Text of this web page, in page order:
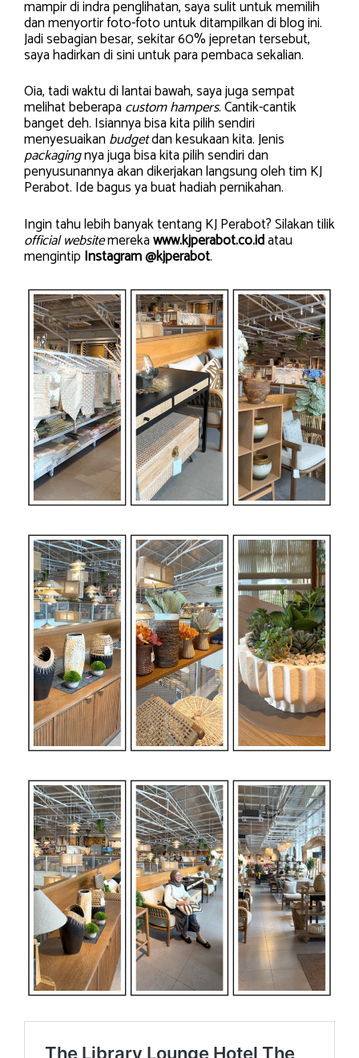
mampir di indra penglihatan, saya sulit untuk memilih
dan menyortir foto-foto untuk ditampilkan di blog ini.
Jadi sebagian besar, sekitar 60% jepretan tersebut,
saya hadirkan di sini untuk para pembaca sekalian.
Oia, tadi waktu di lantai bawah, saya juga sempat
melihat beberapa custom hampers. Cantik-cantik
banget deh. Isiannya bisa kita pilih sendiri
menyesuaikan budgetdan kesukaan kita. Jenis
packagingnya juga bisa kita pilih sendiri dan
penyusunannya akan dikerjakan langsung oleh tim KJ
Perabot. Ide bagus ya buat hadiah pernikahan.
Ingin tahu lebih banyak tentang KJ Perabot? Silakan tilik
official websitemerekawww.kjperabot.co.idatau
mengintip Instagram @kjperabot.